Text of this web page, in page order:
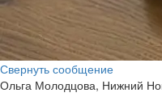
Свернуть сообщение
Ольга Молодцова, Нижний